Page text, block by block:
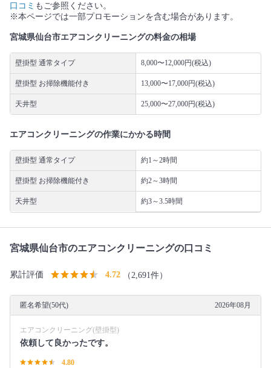
口コミ もご参照ください。
※本ページでは一部プロモーションを含む場合があります。
宮城県仙台市エアコンクリーニングの料金の相場
壁掛型 通常タイプ 8,000〜12,000円(税込)
壁掛型 お掃除機能付き 13,000〜17,000円(税込)
天井型 25,000〜27,000円(税込)
エアコンクリーニングの作業にかかる時間
壁掛型 通常タイプ 約1～2時間
壁掛型 お掃除機能付き 約2～3時間
天井型 約3～3.5時間
宮城県仙台市のエアコンクリーニングの口コミ
累計評価 4.72 （2,691件）
匿名希望(50代) 2026年08月
エアコンクリーニング(壁掛型)
依頼して良かったです。
4.80